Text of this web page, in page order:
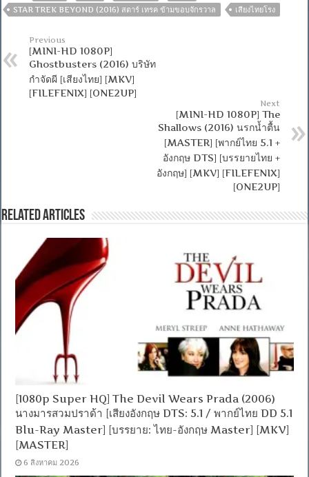
STAR TREK BEYOND (2016) สตาร์ เทรค ข้ามขอบจักรวาล เสียงไทยโรง
Previous
[MINI-HD 1080P]
Ghostbusters (2016) บริษัท
กำจัดผี [เสียงไทย] [MKV]
[FILEFENIX] [ONE2UP]
Next
[MINI-HD 1080P] The
Shallows (2016) นรกน้ำตื้น
[MASTER] [พากย์ไทย 5.1 +
อังกฤษ DTS] [บรรยายไทย +
อังกฤษ] [MKV] [FILEFENIX]
[ONE2UP]
Related Articles
[1080p Super HQ] The Devil Wears Prada (2006)
นางมารสวมปราด้า [เสียงอังกฤษ DTS: 5.1 / พากย์ไทย DD 5.1
Blu-Ray Master] [บรรยาย: ไทย-อังกฤษ Master] [MKV]
[MASTER]
6 สิงหาคม 2026